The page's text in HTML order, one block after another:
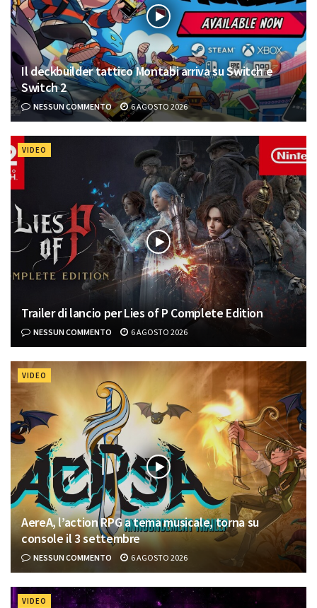
Il deckbuilder tattico Montabi arriva su Switch e
Switch 2
NESSUN COMMENTO 6 AGOSTO 2026
VIDEO
Trailer di lancio per Lies of P Complete Edition
NESSUN COMMENTO 6 AGOSTO 2026
VIDEO
AereA, l’action RPG a tema musicale, torna su
console il 3 settembre
NESSUN COMMENTO 6 AGOSTO 2026
VIDEO